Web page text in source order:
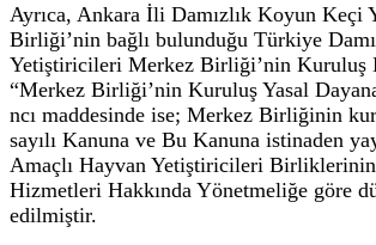
Ayrıca, Ankara İli Damızlık Koyun Keçi
Birliği’nin bağlı bulunduğu Türkiye
Yetiştiricileri Merkez Birliği’nin Kuruluş
“Merkez Birliği’nin Kuruluş Yasal
ncı maddesinde ise; Merkez Birliğinin
sayılı Kanuna ve Bu Kanuna istinaden
Amaçlı Hayvan Yetiştiricileri
Hizmetleri Hakkında Yönetmeliğe göre
edilmiştir.